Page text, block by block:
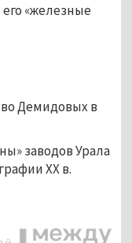
«железные
Демидовых в
заводов Урала
XX в.